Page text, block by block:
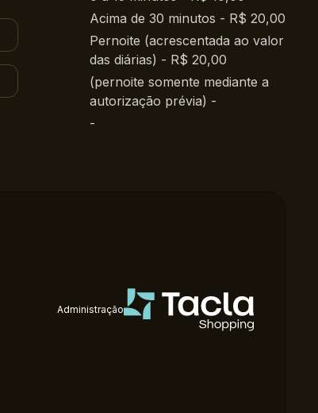
Acima de 30 minutos - R$ 20,00
Pernoite (acrescentada ao valor
das diárias) - R$ 20,00
(pernoite somente mediante a
autorização prévia) -
-
Administração